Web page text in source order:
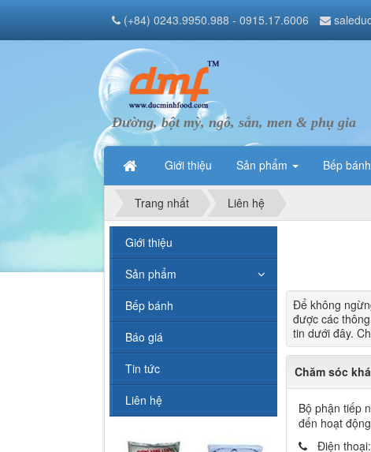
Đường, bột mỳ, ngô, sắn, men & phụ gia
Giới thiệu Sản phẩm Bếp bánh
(+84) 0243.9950.988 - 0915.17.6006
Trang nhất Liên hệ
Để không
được các
tin dưới đây.
Chăm sóc
Bộ phận tiếp
đến hoạt
Điện thoại:
Giới thiệu
Sản phẩm
Bếp bánh
Báo giá
Tin tức
Liên hệ